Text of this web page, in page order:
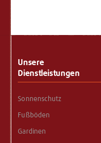
Unsere
Dienstleistungen
Sonnenschutz
Fußböden
Gardinen